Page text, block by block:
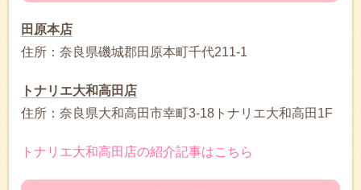
田原本店
住所：奈良県磯城郡田原本町千代211-1
トナリエ大和高田店
住所：奈良県大和高田市幸町3-18トナリエ大和高田1F
トナリエ大和高田店の紹介記事はこちら